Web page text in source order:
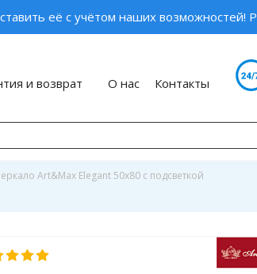
её с учётом наших
и возврат О нас Контакты
Art&Max Elegant 50х80 с подсветкой